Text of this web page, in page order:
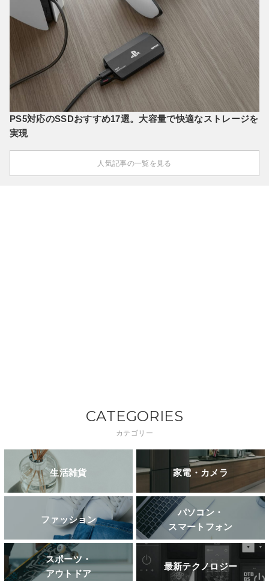
PS5対応のSSDおすすめ17選。大容量で快適なストレージを
実現
人気記事の一覧を見る
CATEGORIES
カテゴリー
生活雑貨 家電・カメラ
ファッション
パソコン・
スマートフォン
スポーツ・
アウトドア
最新テクノロジー